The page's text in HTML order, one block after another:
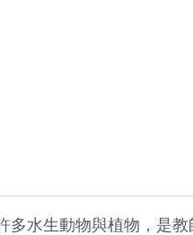
生動物與植物，是教